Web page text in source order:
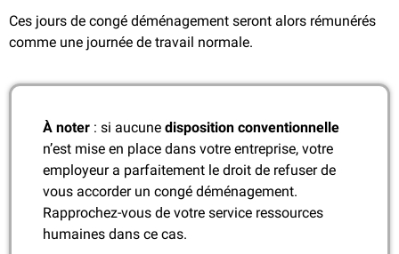
Ces jours de congé déménagement seront alors rémunérés
comme une journée de travail normale.
À noter : si aucune disposition conventionnelle
n’est mise en place dans votre entreprise, votre
employeur a parfaitement le droit de refuser de
vous accorder un congé déménagement.
Rapprochez-vous de votre service ressources
humaines dans ce cas.